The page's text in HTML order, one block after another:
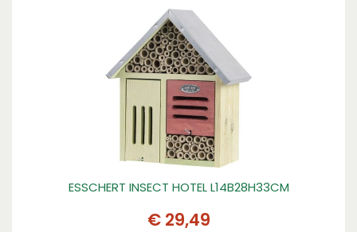
ESSCHERT INSECT HOTEL L14B28H33CM
€ 29,49